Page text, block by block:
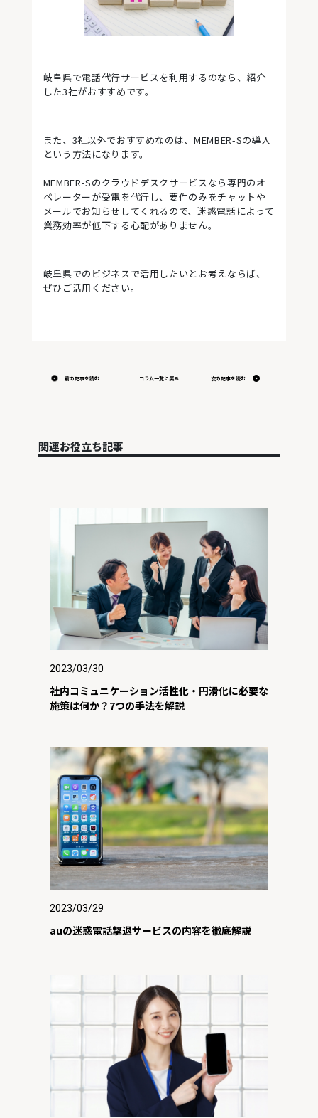
岐阜県で電話代行サービスを利用するのなら、紹介
した3社がおすすめです。
また、3社以外でおすすめなのは、MEMBER-Sの導入
という方法になります。
MEMBER-Sのクラウドデスクサービスなら専門のオ
ペレーターが受電を代行し、要件のみをチャットや
メールでお知らせしてくれるので、迷惑電話によって
業務効率が低下する心配がありません。
岐阜県でのビジネスで活用したいとお考えならば、
ぜひご活用ください。
前の記事を読む コラム一覧に戻る 次の記事を読む
関連お役立ち記事
2023/03/30
社内コミュニケーション活性化・円滑化に必要な
施策は何か？7つの手法を解説
2023/03/29
auの迷惑電話撃退サービスの内容を徹底解説